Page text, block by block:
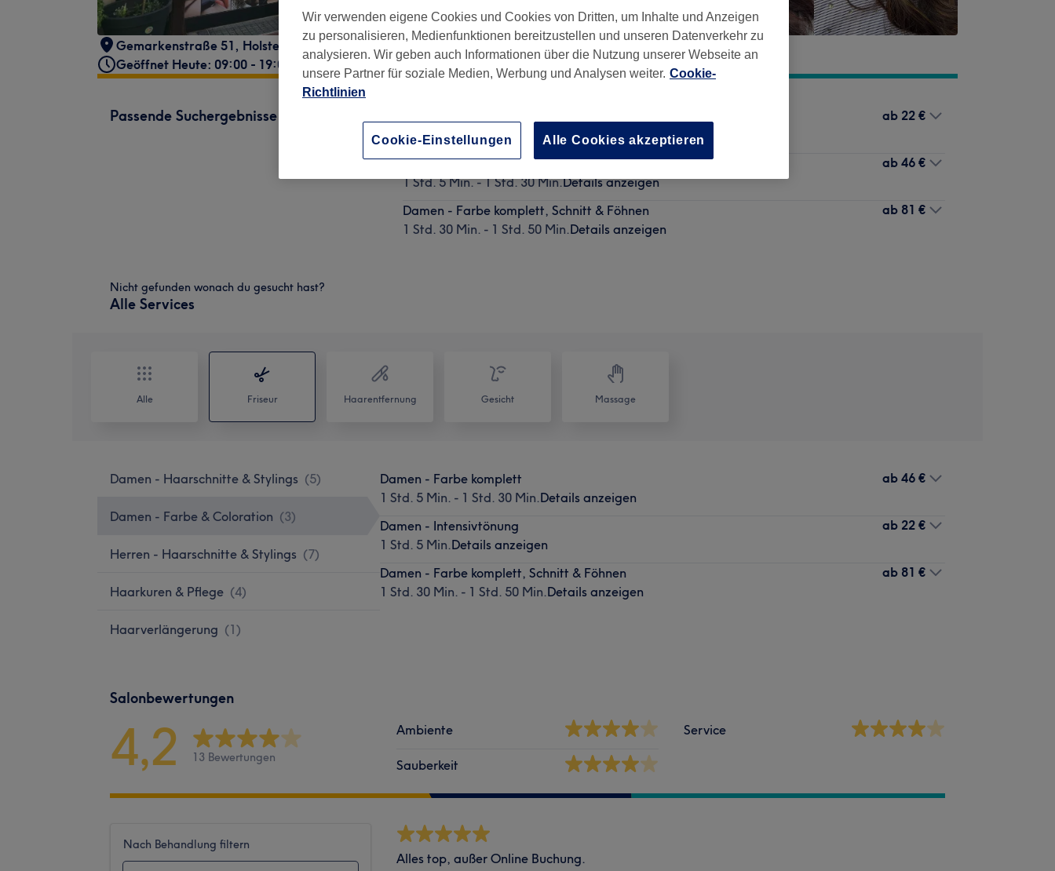
Gemarkenstraße 51 , Holsterhausen , Essen, 45147
Geöffnet Heute: 09:00 - 19:00
Passende Suchergebnisse
1 Std. 5 Min.Details anzeigen
ab 22 €
Damen - Farbe komplett
1 Std. 5 Min. - 1 Std. 30 Min.Details anzeigen
ab 46 €
Damen - Farbe komplett, Schnitt & Föhnen
1 Std. 30 Min. - 1 Std. 50 Min.Details anzeigen
ab 81 €
Nicht gefunden wonach du gesucht hast?
Alle Services
Alle Friseur Haarentfernung Gesicht Massage
Damen - Haarschnitte & Stylings (5)
Damen - Farbe & Coloration (3)
Herren - Haarschnitte & Stylings (7)
Haarkuren & Pflege (4)
Haarverlängerung (1)
Damen - Farbe komplett
1 Std. 5 Min. - 1 Std. 30 Min.Details anzeigen
ab 46 €
Damen - Intensivtönung
1 Std. 5 Min.Details anzeigen
ab 22 €
Damen - Farbe komplett, Schnitt & Föhnen
1 Std. 30 Min. - 1 Std. 50 Min.Details anzeigen
ab 81 €
Salonbewertungen
4,2 13 Bewertungen
Ambiente
Sauberkeit
Service
Nach Behandlung filtern
Alles top, außer Online Buchung.
Wir verwenden eigene Cookies und Cookies von Dritten, um Inhalte und Anzeigen
zu personalisieren, Medienfunktionen bereitzustellen und unseren Datenverkehr zu
analysieren. Wir geben auch Informationen über die Nutzung unserer Webseite an
unsere Partner für soziale Medien, Werbung und Analysen weiter. Cookie-
Richtlinien
Cookie-Einstellungen Alle Cookies akzeptieren